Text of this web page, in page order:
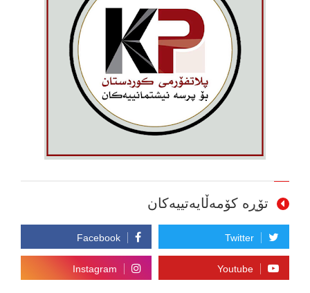
تۆڕە کۆمەڵایەتییەکان